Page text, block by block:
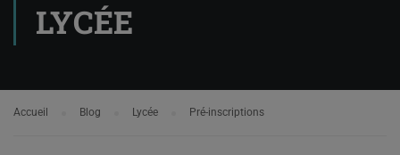
LYCÉE
Accueil Blog Lycée Pré-inscriptions